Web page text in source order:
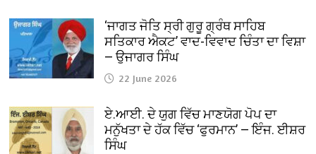
‘ਜਾਗਤ ਜੋਤਿ ਸ੍ਰੀ ਗੁਰੂ ਗ੍ਰੰਥ ਸਾਹਿਬ
ਸਤਿਕਾਰ ਐਕਟ’ ਵਾਦ-ਵਿਵਾਦ ਚਿੰਤਾ ਦਾ ਵਿਸ਼ਾ
— ਉਜਾਗਰ ਸਿੰਘ
22 June 2026
ਏ.ਆਈ. ਦੇ ਯੁਗ ਵਿੱਚ ਮਾਣਯੋਗ ਪੋਪ ਦਾ
ਮਨੁੱਖਤਾ ਦੇ ਹੱਕ ਵਿੱਚ ‘ਫੁਰਮਾਨ’ — ਇੰਜ. ਈਸ਼ਰ
ਸਿੰਘ